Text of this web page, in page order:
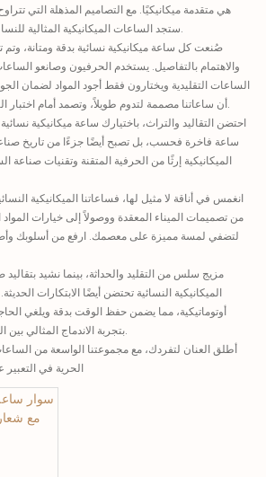
هي متقدمة ميكانيكيًا. مع التصاميم المذهلة التي
ستجد الساعات الميكانيكية المثالية للنساء لتكمل أي ملابس أو مناسبة.
صُنعت كل ساعة ميكانيكية نسائية بدقة ومتانة،
والاهتمام بالتفاصيل. يستخدم الحرفيون وصانعو
الساعات التقليدية ويختارون فقط أجود المواد لضمان
أن ساعاتنا مصممة لتدوم طويلاً، وتصمد أمام اختبار الزمن من حيث المتانة والأناقة.
احتضن التقاليد والتراث، باختيارك ساعة ميكانيكية
ساعة فاخرة فحسب، بل تصبح أيضًا جزءًا من تاريخ
الميكانيكية إرثًا من الحرفية المتقنة وتقنيات صناعة
انغمس في أناقة لا مثيل لها، فساعاتنا الميكانيكية
من تصميمات الميناء المعقدة ووصولاً إلى خيارات
لتضفي لمسة مميزة على معصمك. ارفع من أسلوبك
مزيج سلس من التقليد والحداثة، بينما نشيد
الميكانيكية النسائية تحتضن أيضًا الابتكارات
أوتوماتيكية، مما يضمن حفظ الوقت بدقة ويلغي
بتجربة الاندماج المثالي بين التراث والتكنولوجيا المعاصرة.
أطلق العنان لتفردك، مع مجموعتنا الواسعة من
الحرية في